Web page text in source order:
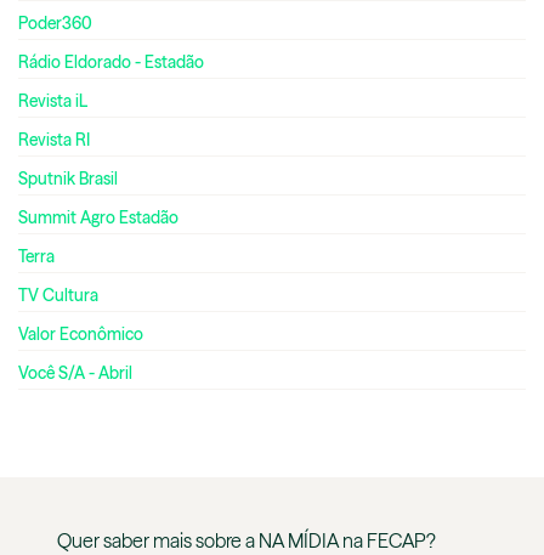
Poder360
Rádio Eldorado - Estadão
Revista iL
Revista RI
Sputnik Brasil
Summit Agro Estadão
Terra
TV Cultura
Valor Econômico
Você S/A - Abril
Quer saber mais sobre a NA MÍDIAna FECAP?